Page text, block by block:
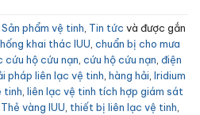
Sản phẩm vệ tinh, Tin tức và được gắn
khai thác IUU, chuẩn bị cho mưa
cứu hộ cứu nạn, cứu hộ cứu nạn, điện
pháp liên lạc vệ tinh, hàng hải, Iridium
tinh, liên lạc vệ tinh tích hợp giám sát
Thẻ vàng IUU, thiết bị liên lạc vệ tinh,